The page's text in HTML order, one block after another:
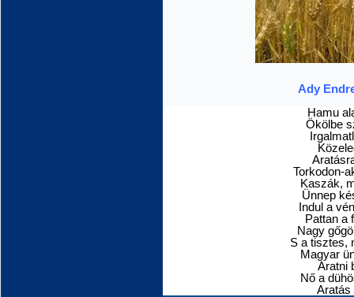
Ady
Hamu
Ökölbe
Torkodon-
Kaszák,
Ünnep
Indul a
Pattan a
Nagy
S a tisztes,
Magyar
Aratni
Nő a
Aratás